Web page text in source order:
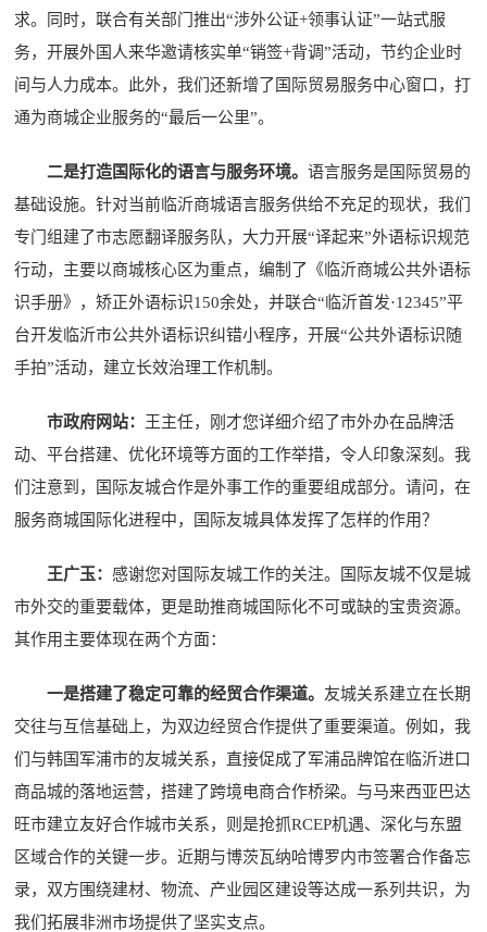
求。同时，联合有关部门推出“涉外公证+领事认证”一站式服
务，开展外国人来华邀请核实单“销签+背调”活动，节约企业时
间与人力成本。此外，我们还新增了国际贸易服务中心窗口，打
通为商城企业服务的“最后一公里”。
二是打造国际化的语言与服务环境。语言服务是国际贸易的
基础设施。针对当前临沂商城语言服务供给不充足的现状，我们
专门组建了市志愿翻译服务队，大力开展“译起来”外语标识规范
行动，主要以商城核心区为重点，编制了《临沂商城公共外语标
识手册》，矫正外语标识150余处，并联合“临沂首发·12345”平
台开发临沂市公共外语标识纠错小程序，开展“公共外语标识随
手拍”活动，建立长效治理工作机制。
市政府网站： 王主任，刚才您详细介绍了市外办在品牌活
动、平台搭建、优化环境等方面的工作举措，令人印象深刻。我
们注意到，国际友城合作是外事工作的重要组成部分。请问，在
服务商城国际化进程中，国际友城具体发挥了怎样的作用？
王广玉：感谢您对国际友城工作的关注。国际友城不仅是城
市外交的重要载体，更是助推商城国际化不可或缺的宝贵资源。
其作用主要体现在两个方面：
一是搭建了稳定可靠的经贸合作渠道。 友城关系建立在长期
交往与互信基础上，为双边经贸合作提供了重要渠道。例如，我
们与韩国军浦市的友城关系，直接促成了军浦品牌馆在临沂进口
商品城的落地运营，搭建了跨境电商合作桥梁。与马来西亚巴达
旺市建立友好合作城市关系，则是抢抓RCEP机遇、深化与东盟
区域合作的关键一步。近期与博茨瓦纳哈博罗内市签署合作备忘
录，双方围绕建材、物流、产业园区建设等达成一系列共识，为
我们拓展非洲市场提供了坚实支点。